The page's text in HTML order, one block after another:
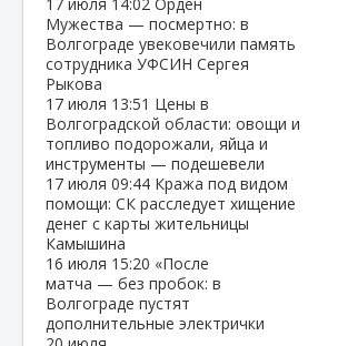
Мужества — посмертно: в
Волгограде увековечили память
сотрудника УФСИН Сергея
Рыкова
17 июля 13:51 Цены в
Волгоградской области: овощи и
топливо подорожали, яйца и
инструменты — подешевели
17 июля 09:44 Кража под видом
помощи: СК расследует хищение
денег с карты жительницы
Камышина
16 июля 15:20 «После
матча — без пробок: в
Волгограде пустят
дополнительные электрички